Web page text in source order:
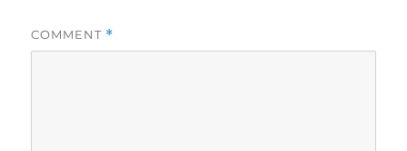
COMMENT *